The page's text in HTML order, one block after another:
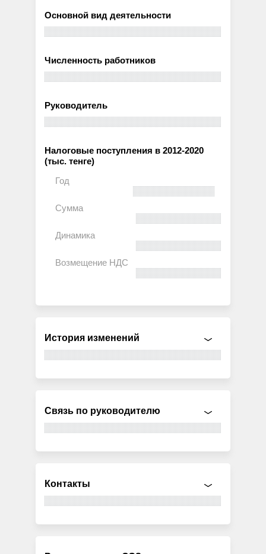
Основной вид деятельности
Численность работников
Руководитель
Налоговые поступления в 2012-2020
(тыс. тенге)
История изменений
Связь по руководителю
Контакты